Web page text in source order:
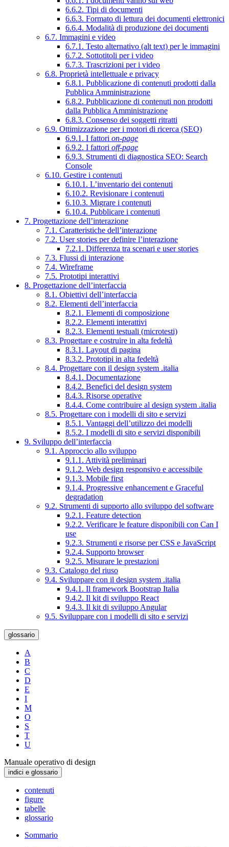
6.6.2. Tipi di documenti
6.6.3. Formato di lettura dei documenti elettronici
6.6.4. Modalità di produzione dei documenti
6.7. Immagini e video
6.7.1. Testo alternativo (alt text) per le immagini
6.7.2. Sottotitoli per i video
6.7.3. Trascrizioni per i video
6.8. Proprietà intellettuale e privacy
6.8.1. Pubblicazione di contenuti prodotti dalla
Pubblica Amministrazione
6.8.2. Pubblicazione di contenuti non prodotti
dalla Pubblica Amministrazione
6.8.3. Consenso dei soggetti ritratti
6.9. Ottimizzazione per i motori di ricerca (SEO)
6.9.1. I fattori on-page
6.9.2. I fattori off-page
6.9.3. Strumenti di diagnostica SEO: Search
Console
6.10. Gestire i contenuti
6.10.1. L’inventario dei contenuti
6.10.2. Revisionare i contenuti
6.10.3. Migrare i contenuti
6.10.4. Pubblicare i contenuti
7. Progettazione dell’interazione
7.1. Caratteristiche dell’interazione
7.2. User stories per definire l’interazione
7.2.1. Differenza tra scenari e user stories
7.3. Flussi di interazione
7.4. Wireframe
7.5. Prototipi interattivi
8. Progettazione dell’interfaccia
8.1. Obiettivi dell’interfaccia
8.2. Elementi dell’interfaccia
8.2.1. Elementi di composizione
8.2.2. Elementi interattivi
8.2.3. Elementi testuali (microtesti)
8.3. Progettare e costruire in alta fedeltà
8.3.1. Layout di pagina
8.3.2. Prototipi in alta fedeltà
8.4. Progettare con il design system .italia
8.4.1. Documentazione
8.4.2. Benefici del design system
8.4.3. Risorse operative
8.4.4. Come contribuire al design system .italia
8.5. Progettare con i modelli di sito e servizi
8.5.1. Vantaggi dell’utilizzo dei modelli
8.5.2. I modelli di sito e servizi disponibili
9. Sviluppo dell’interfaccia
9.1. Approccio allo sviluppo
9.1.1. Attività preliminari
9.1.2. Web design responsivo e accessibile
9.1.3. Mobile first
9.1.4. Progressive enhancement e Graceful
degradation
9.2. Strumenti di supporto allo sviluppo del software
9.2.1. Feature detection
9.2.2. Verificare le feature disponibili con Can I
use
9.2.3. Strumenti e risorse per CSS e JavaScript
9.2.4. Supporto browser
9.2.5. Misurare le prestazioni
9.3. Catalogo del riuso
9.4. Sviluppare con il design system .italia
9.4.1. Il framework Bootstrap Italia
9.4.2. Il kit di sviluppo React
9.4.3. Il kit di sviluppo Angular
9.5. Sviluppare con i modelli di sito e servizi
glossario
A
B
C
D
E
I
M
O
S
T
U
Manuale operativo di design
indici e glossario
contenuti
figure
tabelle
glossario
Sommario